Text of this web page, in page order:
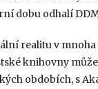
dobu odhalí
realitu v
knihovny
obdobích, s